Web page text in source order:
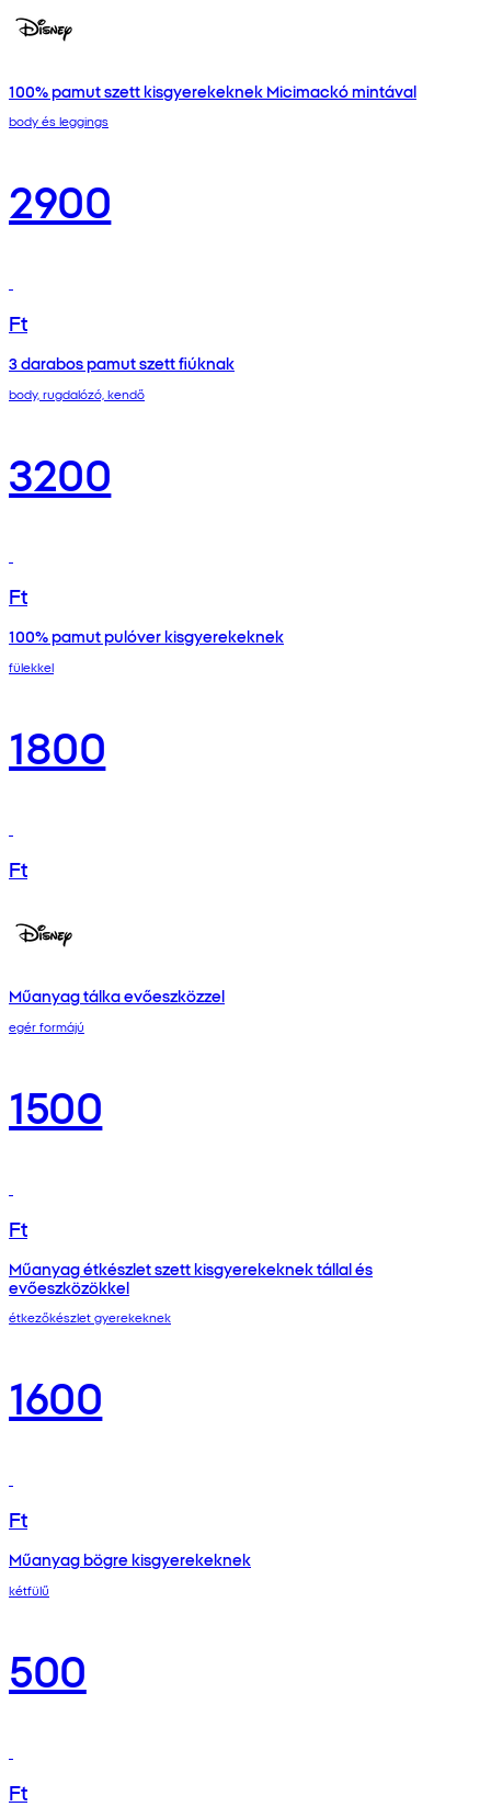
100% pamut szett kisgyerekeknek Micimackó mintával
body és leggings
2900
Ft
3 darabos pamut szett fiúknak
body, rugdalózó, kendő
3200
Ft
100% pamut pulóver kisgyerekeknek
fülekkel
1800
Ft
Műanyag tálka evőeszközzel
egér formájú
1500
Ft
Műanyag étkészlet szett kisgyerekeknek tállal és
evőeszközökkel
étkezőkészlet gyerekeknek
1600
Ft
Műanyag bögre kisgyerekeknek
kétfülű
500
Ft